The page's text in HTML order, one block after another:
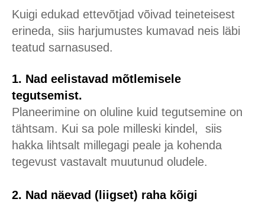
Kuigi edukad ettevõtjad võivad teineteisest
erineda, siis harjumustes kumavad neis läbi
teatud sarnasused.
1. Nad eelistavad mõtlemisele
tegutsemist.
Planeerimine on oluline kuid tegutsemine on
tähtsam. Kui sa pole milleski kindel, siis
hakka lihtsalt millegagi peale ja kohenda
tegevust vastavalt muutunud oludele.
2. Nad näevad (liigset) raha kõigi